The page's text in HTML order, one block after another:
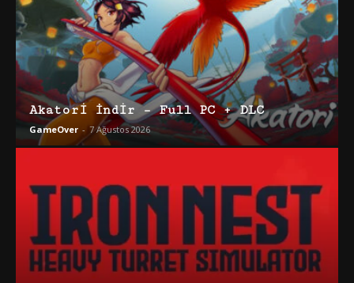
Akatori İndir – Full PC + DLC
GameOver - 7 Ağustos 2026